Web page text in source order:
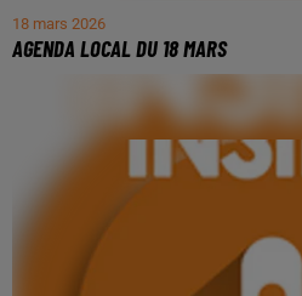
18 mars 2026
AGENDA LOCAL DU 18 MARS